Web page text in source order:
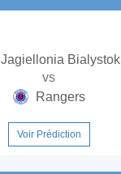
Jagiellonia Bialystok
vs
Rangers
Voir Prédiction